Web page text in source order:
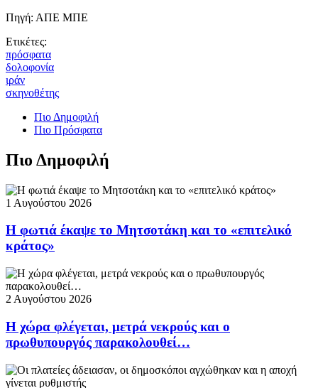
Πηγή: ΑΠΕ ΜΠΕ
Ετικέτες:
πρόσφατα
δολοφονία
ιράν
σκηνοθέτης
Πιο Δημοφιλή
Πιο Πρόσφατα
Πιο Δημοφιλή
1 Αυγούστου 2026
Η φωτιά έκαψε το Μητσοτάκη και το «επιτελικό
κράτος»
2 Αυγούστου 2026
Η χώρα φλέγεται, μετρά νεκρούς και ο
πρωθυπουργός παρακολουθεί…